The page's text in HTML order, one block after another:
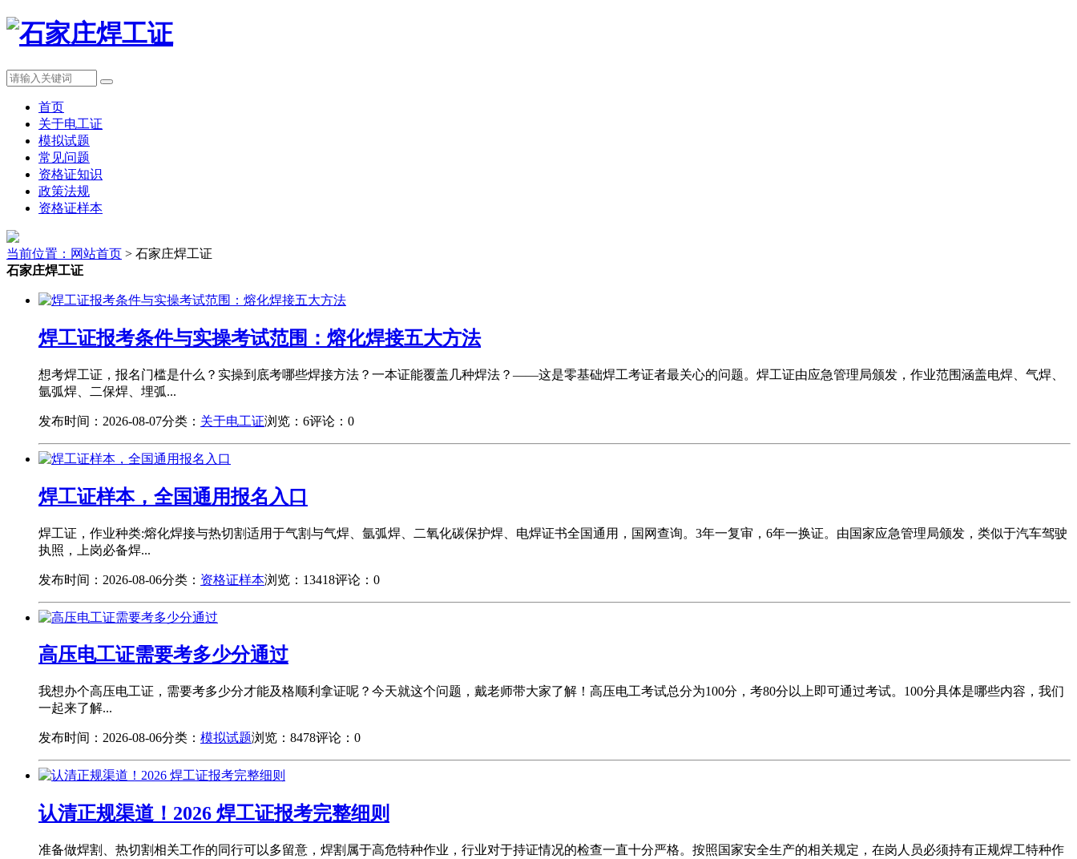
首页
关于电工证
模拟试题
常见问题
资格证知识
政策法规
资格证样本
当前位置： 网站首页 > 石家庄焊工证
石家庄焊工证
焊工证报考条件与实操考试范围：熔化焊接五大方法
想考焊工证，报名门槛是什么？实操到底考哪些焊接方法？一本证能覆盖几种焊法？——这是零基础焊工考证者最关心的问题。焊工证由应急管理局颁发，作业范围涵盖电焊、气焊、
氩弧焊、二保焊、埋弧...
发布时间：2026-08-07分类： 关于电工证浏览：6评论：0
焊工证样本，全国通用报名入口
焊工证，作业种类:熔化焊接与热切割适用于气割与气焊、氩弧焊、二氧化碳保护焊、电焊证书全国通用，国网查询。3年一复审，6年一换证。由国家应急管理局颁发，类似于汽车驾驶
执照，上岗必备焊...
发布时间：2026-08-06分类： 资格证样本浏览：13418评论：0
高压电工证需要考多少分通过
我想办个高压电工证，需要考多少分才能及格顺利拿证呢？今天就这个问题，戴老师带大家了解！高压电工考试总分为100分，考80分以上即可通过考试。100分具体是哪些内容，我们
一起来了解...
发布时间：2026-08-06分类： 模拟试题浏览：8478评论：0
认清正规渠道！2026 焊工证报考完整细则
准备做焊割、热切割相关工作的同行可以多留意，焊割属于高危特种作业，行业对于持证情况的检查一直十分严格。按照国家安全生产的相关规定，在岗人员必须持有正规焊工特种作